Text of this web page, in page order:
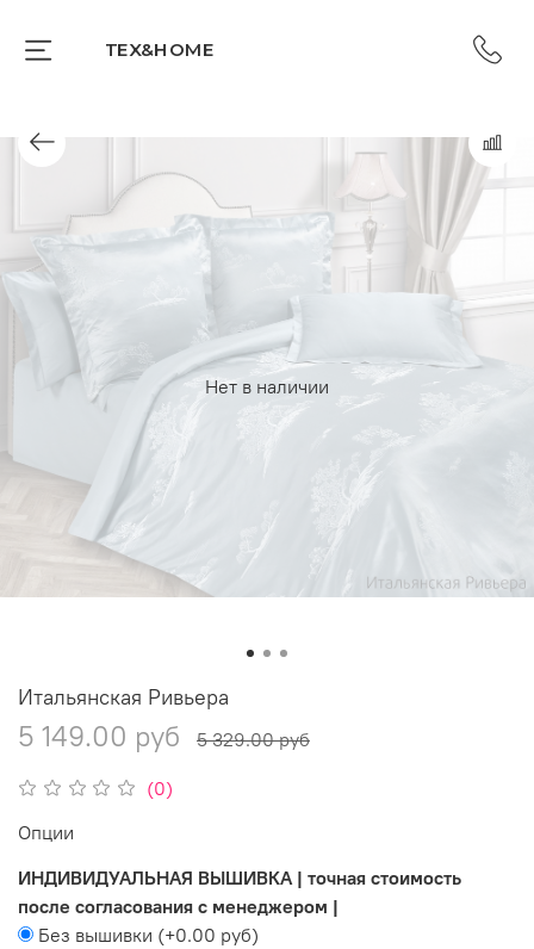
TEX&HOME
Нет в наличии
(0)
Итальянская Ривьера
5 149.00 руб 5 329.00 руб
Опции
ИНДИВИДУАЛЬНАЯ ВЫШИВКА | точная стоимость
после согласования с менеджером |
Без вышивки (+0.00 руб)